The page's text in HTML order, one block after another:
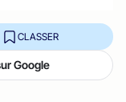
CLASSER
Google